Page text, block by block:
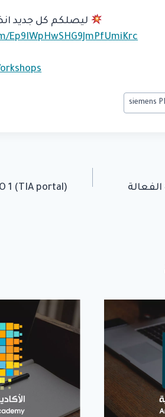
ليصلكم كل جديد
(siemens PLC Programming PRO 1 (TIA portal